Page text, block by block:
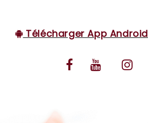
VOS AVIS
MENTIONS LÉGALES
Télécharger App Android